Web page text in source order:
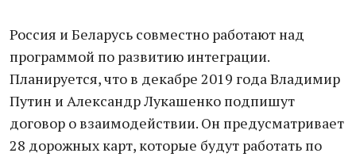
Россия и Беларусь совместно работают над
программой по развитию интеграции.
Планируется, что в декабре 2019 года Владимир
Путин и Александр Лукашенко подпишут
договор о взаимодействии. Он предусматривает
28 дорожных карт, которые будут работать по